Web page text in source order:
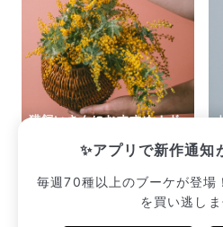
✨アプリで新作通知
毎週70種以上のブーケが登場
を買い逃しま
猫飼いさんにおすすめ！ド
販売中のブー